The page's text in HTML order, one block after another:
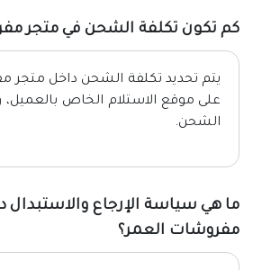
كم تكون تكلفة الشحن في متجر
يتم تحديد تكلفة الشحن داخل متجر
على موقع الاستلام الخاص بالعميل،
الشحن.
ما هي سياسة الإرجاع والاستبدال
مفروشات العمر؟